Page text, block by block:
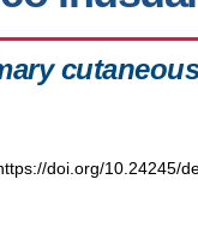
doi.org/10.24245/